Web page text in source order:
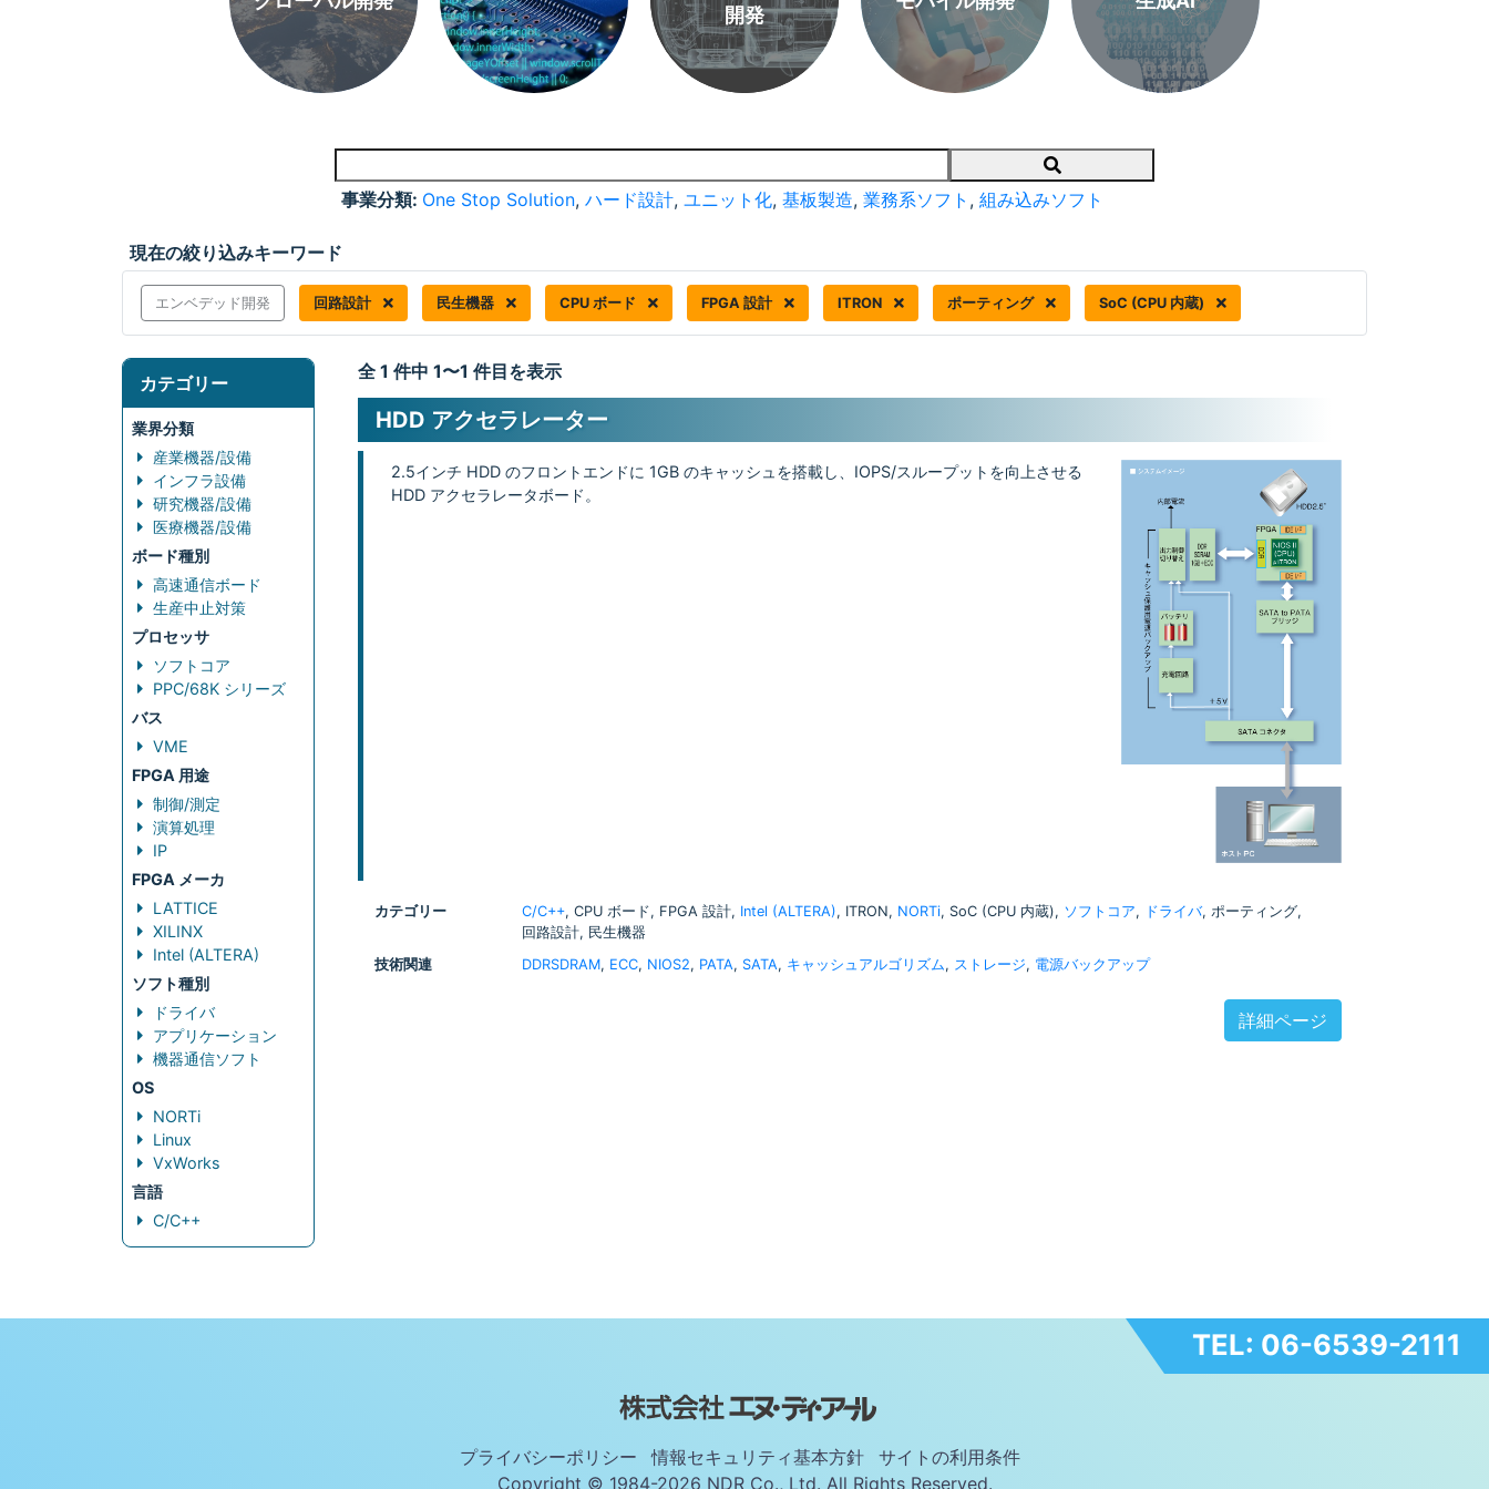
開発
Search
事業分類: One Stop Solution, ハード設計, ユニット化, 基板製造, 業務系ソフト , 組み込みソフト
現在の絞り込みキーワード
エンベデッド開発 回路設計 民生機器 CPU ボード FPGA 設計 ITRON ポーティング SoC (CPU 内蔵)
カテゴリー
業界分類
産業機器/設備
インフラ設備
研究機器/設備
医療機器/設備
ボード種別
高速通信ボード
生産中止対策
プロセッサ
ソフトコア
PPC/68K シリーズ
バス
VME
FPGA 用途
制御/測定
演算処理
IP
FPGA メーカ
LATTICE
XILINX
Intel (ALTERA)
ソフト種別
ドライバ
アプリケーション
機器通信ソフト
OS
NORTi
Linux
VxWorks
言語
C/C++
全 1 件中 1〜1 件目を表示
HDD アクセラレーター
2.5インチ HDD のフロントエンドに 1GB のキャッシュを搭載し、IOPS/スループットを向上させる
HDD アクセラレータボード。
カテゴリー C/C++, CPU ボード, FPGA 設計, Intel (ALTERA), ITRON, NORTi, SoC (CPU 内蔵), ソフトコア, ドライバ, ポーティング,
回路設計, 民生機器
技術関連
DDRSDRAM, ECC, NIOS2, PATA, SATA, キャッシュアルゴリズム, ストレージ, 電源バックアップ
詳細ページ
TEL: 06-6539-2111
プライバシーポリシー 情報セキュリティ基本方針
サイトの利用条件
Copyright © 1984-2026 NDR Co., Ltd. All Rights Reserved.